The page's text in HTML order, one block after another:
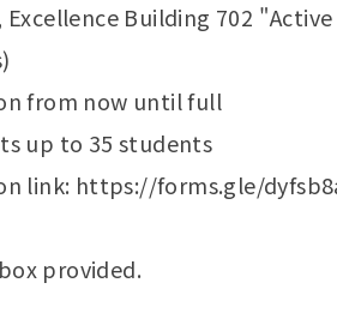
Excellence Building 702
from now until full
up to 35 students
link: https://forms.gle/
provided.